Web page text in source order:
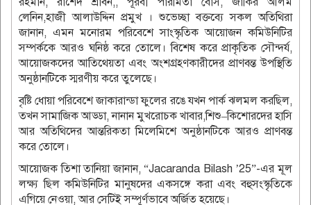
লেনিন,হাজী আলাউদ্দিন প্রমুখ । শুভেচ্ছা বক্তব্যে সকল অতিথিরা
জানান, এমন মনোরম পরিবেশে সাংস্কৃতিক আয়োজন কমিউনিটির
সম্পর্ককে আরও ঘনিষ্ঠ করে তোলে। বিশেষ করে প্রাকৃতিক সৌন্দর্য,
আয়োজকদের আতিথেয়তা এবং অংশগ্রহণকারীদের প্রাণবন্ত উপস্থিতি
অনুষ্ঠানটিকে স্মরণীয় করে তুলেছে।
বৃষ্টি ধোয়া পরিবেশে জাকারান্ডা ফুলের রঙে যখন পার্ক ঝলমল করছিল,
তখন সামাজিক আড্ডা, নানান মুখরোচক খাবার,শিশু–কিশোরদের হাসি
আর অতিথিদের আন্তরিকতা মিলেমিশে অনুষ্ঠানটিকে আরও প্রাণবন্ত
করে তোলে।
আয়োজক তিশা তানিয়া জানান, “Jacaranda Bilash ’25”-এর মূল
লক্ষ্য ছিল কমিউনিটির মানুষদের একসঙ্গে করা এবং বহুসংস্কৃতিকে
এগিয়ে নেওয়া, আর সেটিই সম্পূর্ণভাবে অর্জিত হয়েছে।